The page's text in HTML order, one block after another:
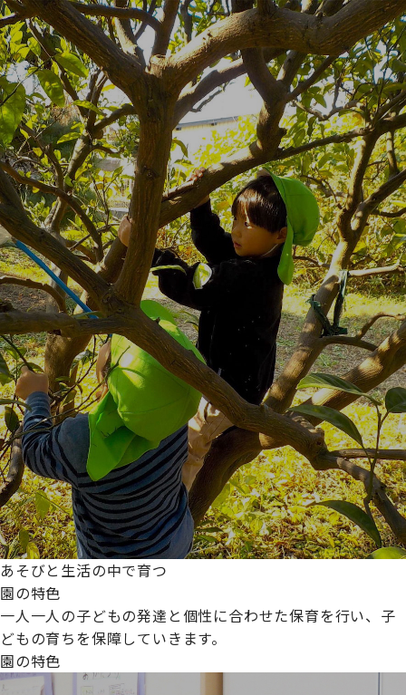
あそびと生活の中で育つ
園の特色
一人一人の子どもの発達と個性に合わせた保育を行い、子
どもの育ちを保障していきます。
園の特色